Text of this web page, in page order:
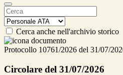
Cerca anche nell'archivio storico
Protocollo 10761/2026 del 31/07/
Circolare del 31/07/2026